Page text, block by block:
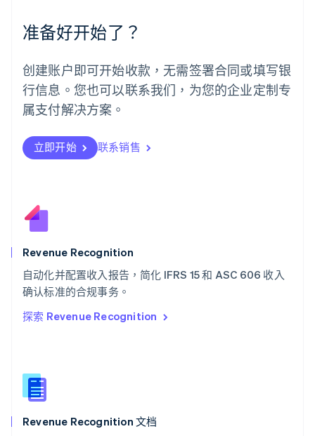
准备好开始了？
创建账户即可开始收款，无需签署合同或填写银
行信息。您也可以联系我们，为您的企业定制专
属支付解决方案。
立即开始 联系销售
Revenue Recognition
自动化并配置收入报告，简化 IFRS 15 和 ASC 606 收入
确认标准的合规事务。
探索 Revenue Recognition
Revenue Recognition 文档
墨西哥
EspañolEnglish
English
葡萄牙
PortuguêsEnglish
日本
瑞典
Svenska English
瑞士
English
斯洛文尼亚
Italiano
泰国
ไทยEnglish
English
English
新西兰
匈牙利